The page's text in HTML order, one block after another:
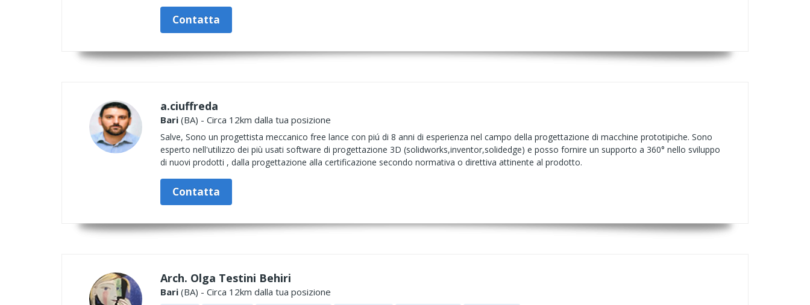
Contatta
a.ciuffreda
Bari (BA) - Circa 12km dalla tua posizione
Salve, Sono un progettista meccanico free lance con piú di 8 anni di esperienza nel campo della progettazione di macchine prototipiche. Sono
esperto nell'utilizzo dei più usati software di progettazione 3D (solidworks,inventor,solidedge) e posso fornire un supporto a 360° nello sviluppo
di nuovi prodotti , dalla progettazione alla certificazione secondo normativa o direttiva attinente al prodotto.
Contatta
Arch. Olga Testini Behiri
Bari (BA) - Circa 12km dalla tua posizione